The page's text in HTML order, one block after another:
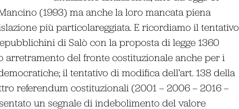
(1993) ma anche la loro mancata piena
più particolareggiata. E ricordiamo il tentativo
di Salò con la proposta di legge 1360
arretramento del fronte costituzionale anche per i
il tentativo di modifica dell’art. 138 della
referendum costituzionali (2001 – 2006 – 2016 –
un segnale di indebolimento del valore